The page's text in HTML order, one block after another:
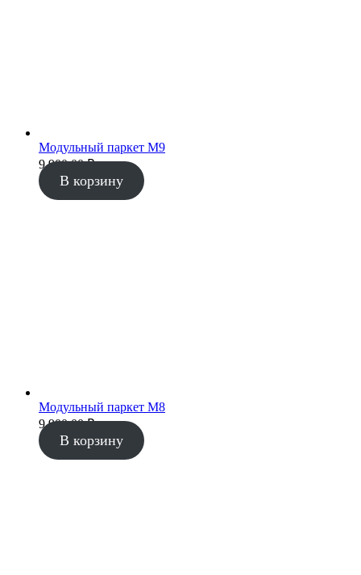
Модульный паркет М9
9 900.00₽
В корзину
Модульный паркет М8
9 900.00₽
В корзину